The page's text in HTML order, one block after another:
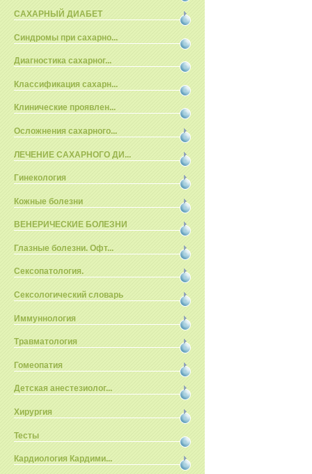
САХАРНЫЙ ДИАБЕТ
Синдромы при сахарно...
Диагностика сахарног...
Классификация сахарн...
Клинические проявлен...
Осложнения сахарного...
ЛЕЧЕНИЕ САХАРНОГО ДИ...
Гинекология
Кожные болезни
ВЕНЕРИЧЕСКИЕ БОЛЕЗНИ
Глазные болезни. Офт...
Сексопатология.
Сексологический словарь
Иммуннология
Травматология
Гомеопатия
Детская анестезиолог...
Хирургия
Тесты
Кардиология Кардими...